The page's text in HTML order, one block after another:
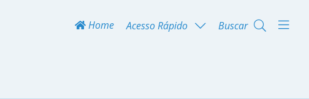
Home Acesso Rápido Buscar